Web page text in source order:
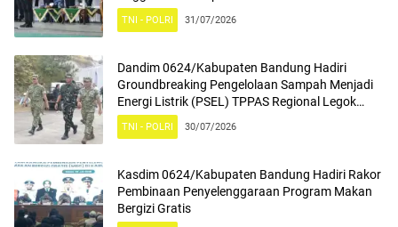
TNI - POLRI 31/07/2026
Dandim 0624/Kabupaten Bandung Hadiri
Groundbreaking Pengelolaan Sampah Menjadi
Energi Listrik (PSEL) TPPAS Regional Legok
Nangka
TNI - POLRI 30/07/2026
Kasdim 0624/Kabupaten Bandung Hadiri Rakor
Pembinaan Penyelenggaraan Program Makan
Bergizi Gratis